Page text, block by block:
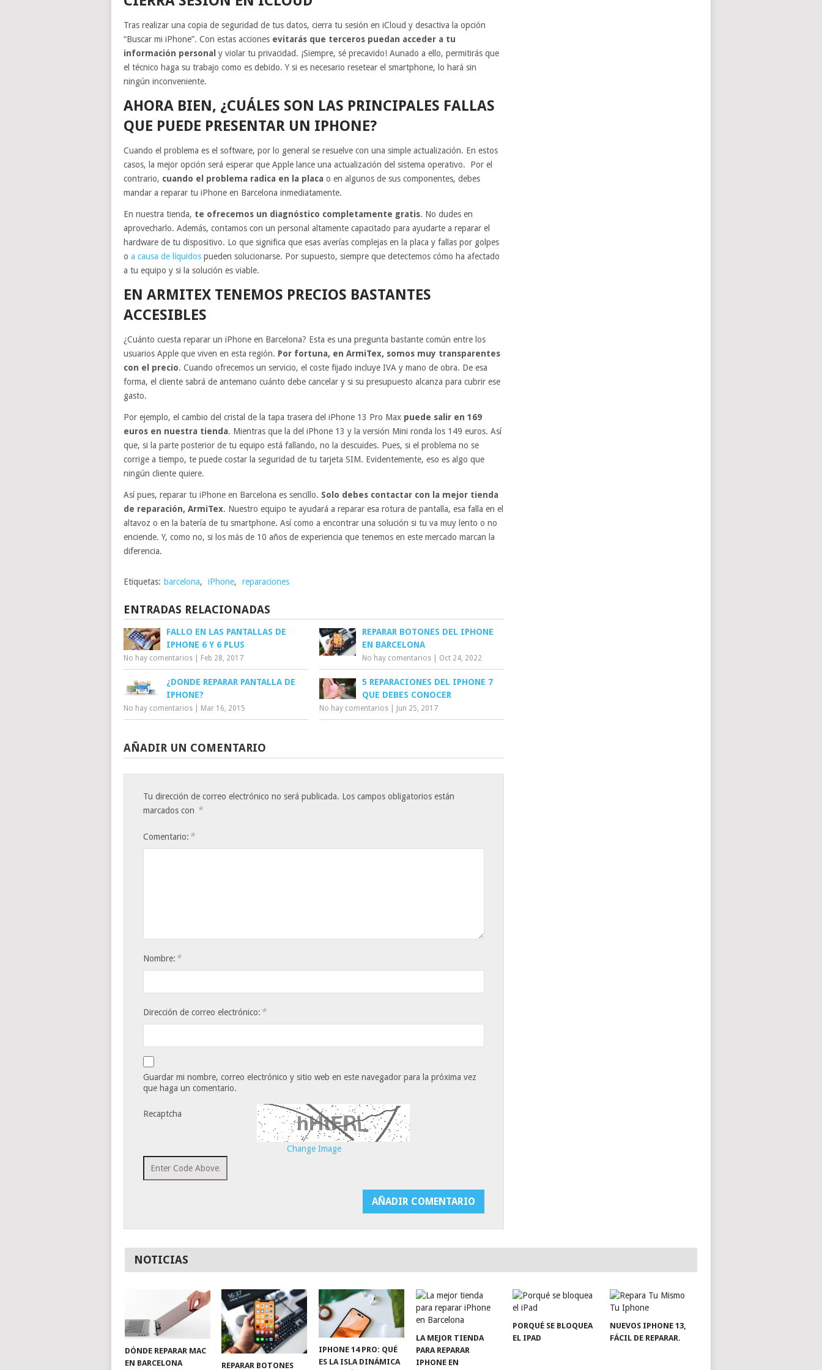
Tras realizar una copia de seguridad de tus datos, cierra tu sesión en iCloud y desactiva la opción
“Buscar mi iPhone”. Con estas acciones evitarás que terceros puedan acceder a tu
información personal y violar tu privacidad. ¡Siempre, sé precavido! Aunado a ello, permitirás que
el técnico haga su trabajo como es debido. Y si es necesario resetear el smartphone, lo hará sin
ningún inconveniente.
AHORA BIEN, ¿CUÁLES SON LAS PRINCIPALES FALLAS
QUE PUEDE PRESENTAR UN IPHONE?
Cuando el problema es el software, por lo general se resuelve con una simple actualización. En estos
casos, la mejor opción será esperar que Apple lance una actualización del sistema operativo. Por el
contrario, cuando el problema radica en la placa o en algunos de sus componentes, debes
mandar a reparar tu iPhone en Barcelona inmediatamente.
En nuestra tienda, te ofrecemos un diagnóstico completamente gratis. No dudes en
aprovecharlo. Además, contamos con un personal altamente capacitado para ayudarte a reparar el
hardware de tu dispositivo. Lo que significa que esas averías complejas en la placa y fallas por golpes
o a causa de líquidos pueden solucionarse. Por supuesto, siempre que detectemos cómo ha afectado
a tu equipo y si la solución es viable.
EN ARMITEX TENEMOS PRECIOS BASTANTES
ACCESIBLES
¿Cuánto cuesta reparar un iPhone en Barcelona? Esta es una pregunta bastante común entre los
usuarios Apple que viven en esta región. Por fortuna, en ArmiTex, somos muy transparentes
con el precio. Cuando ofrecemos un servicio, el coste fijado incluye IVA y mano de obra. De esa
forma, el cliente sabrá de antemano cuánto debe cancelar y si su presupuesto alcanza para cubrir ese
gasto.
Por ejemplo, el cambio del cristal de la tapa trasera del iPhone 13 Pro Max puede salir en 169
euros en nuestra tienda. Mientras que la del iPhone 13 y la versión Mini ronda los 149 euros. Así
que, si la parte posterior de tu equipo está fallando, no la descuides. Pues, si el problema no se
corrige a tiempo, te puede costar la seguridad de tu tarjeta SIM. Evidentemente, eso es algo que
ningún cliente quiere.
Así pues, reparar tu iPhone en Barcelona es sencillo. Solo debes contactar con la mejor tienda
de reparación, ArmiTex. Nuestro equipo te ayudará a reparar esa rotura de pantalla, esa falla en el
altavoz o en la batería de tu smartphone. Así como a encontrar una solución si tu va muy lento o no
enciende. Y, como no, si los más de 10 años de experiencia que tenemos en este mercado marcan la
diferencia.
Etiquetas: barcelona, iPhone, reparaciones
ENTRADAS RELACIONADAS
FALLO EN LAS PANTALLAS DE
IPHONE 6 Y 6 PLUS
No hay comentarios Feb 28, 2017
REPARAR BOTONES DEL IPHONE
EN BARCELONA
No hay comentarios Oct 24, 2022
¿DONDE REPARAR PANTALLA DE
IPHONE?
No hay comentarios Mar 16, 2015
5 REPARACIONES DEL IPHONE 7
QUE DEBES CONOCER
No hay comentarios Jun 25, 2017
AÑADIR UN COMENTARIO
Tu dirección de correo electrónico no será publicada. Los campos obligatorios están
marcados con *
Comentario: *
Nombre: *
Dirección de correo electrónico: *
Guardar mi nombre, correo electrónico y sitio web en este navegador para la próxima vez
que haga un comentario.
Recaptcha
Change Image
NOTICIAS
DÓNDE REPARAR MAC
EN BARCELONA
REPARAR BOTONES
IPHONE 14 PRO: QUÉ
ES LA ISLA DINÁMICA
LA MEJOR TIENDA
PARA REPARAR
IPHONE EN
PORQUÉ SE BLOQUEA
EL IPAD
NUEVOS IPHONE 13,
FÁCIL DE REPARAR.